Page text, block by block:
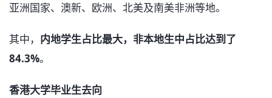
亚洲国家、澳新、欧洲、北美及南美非洲等地。
其中， 内地学生占比最大，非本地生中占比达到了
84.3%。
香港大学毕业生去向